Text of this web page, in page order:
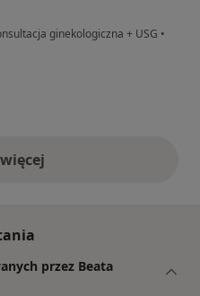
ginekologiczna + USG •
opinie powyżej
przez Beata